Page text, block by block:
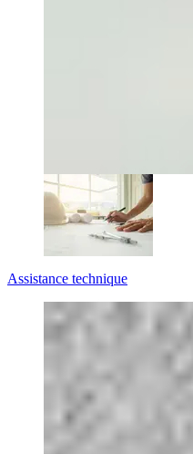
Assistance technique